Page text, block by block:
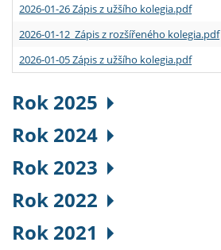
2026-01-26 Zápis z užšího kolegia.pdf
2026-01-12 Zápis z rozšířeného kolegia.pdf
2026-01-05 Zápis z užšího kolegia.pdf
Rok 2025
Rok 2024
Rok 2023
Rok 2022
Rok 2021